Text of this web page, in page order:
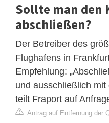
Sollte man den
abschließen?
Der Betreiber des
Flughafens in
Empfehlung:
und ausschließlich mit
teilt Fraport auf
Antrag auf Entfernung der